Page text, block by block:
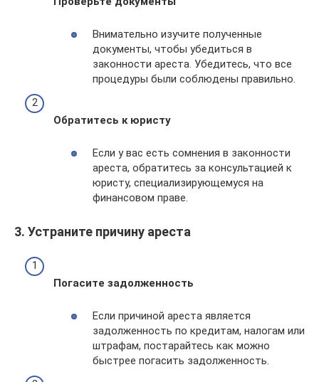
Внимательно изучите полученные
документы, чтобы убедиться в
законности ареста. Убедитесь, что все
процедуры были соблюдены правильно.
Обратитесь к юристу
Если у вас есть сомнения в законности
ареста, обратитесь за консультацией к
юристу, специализирующемуся на
финансовом праве.
3. Устраните причину ареста
Погасите задолженность
Если причиной ареста является
задолженность по кредитам, налогам или
штрафам, постарайтесь как можно
быстрее погасить задолженность.